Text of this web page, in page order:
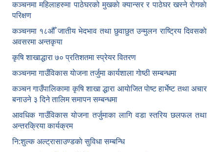
कञ्‍चनमा महिलाहरुमा पाठेघरको मुखकाे क्यान्सर र पाठेघर खस्‍ने राेगकाे
परिक्षण
कञ्‍चनमा १८औँ जातीय भेदभाव तथा छुवाछुत उन्मुलन राष्ट्रिय दिवसकाे
अवसरमा अन्तकृया
कृषि शाखाद्धारा ७० प्रतिशतमा स्प्रेयर वितरण
कञ्‍चनमा गाउँविकास याेजना तर्जुमा कार्यशाला गाेष्ठी सम्बन्धमा
कञ्‍चन गाउँपालिकामा कृषि शाखा द्धारा आयाेजित पाेष्ट हार्भेष्ट तथा अचार
बनाउने ३ दिने तालिम समापन सम्बन्‍धमा
आवधिक गाउँविकास योजना तर्जुमाका लागि वडा स्तरिय छलफल तथा
अन्तरक्रिया कार्यक्रम
नि:शुल्क अल्ट्रासाउण्डकाे सुविधा सम्बन्धि